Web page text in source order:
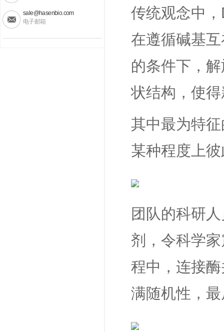
sale@hasenbio.com
电子邮箱
传统观念中
在遵循碱基
的条件下，
状结构，使
其中最为特
某种程度上
团队的科研
剂，令科学
程中，连接
满随机性，